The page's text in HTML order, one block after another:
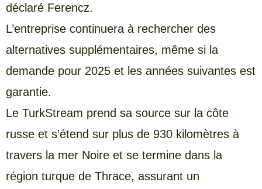
déclaré Ferencz.
L’entreprise continuera à rechercher des
alternatives supplémentaires, même si la
demande pour 2025 et les années suivantes est
garantie.
Le TurkStream prend sa source sur la côte
russe et s’étend sur plus de 930 kilomètres à
travers la mer Noire et se termine dans la
région turque de Thrace, assurant un